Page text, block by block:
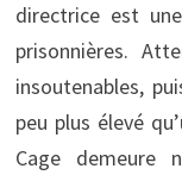
directrice est
prisonnières.
insoutenables,
peu plus élevé
Cage demeure